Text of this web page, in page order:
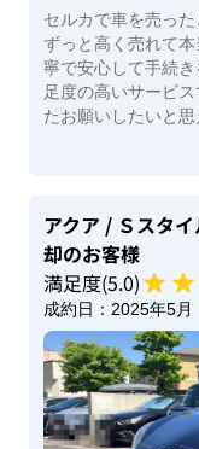
セルカで車を売っ
ずっと高く売れて
寧で安心して手続
足度の高いサービ
たお願いしたいと思
アクア / Ｓスタ
却のお客様
満足度(5.0)
成約日： 2025年5月